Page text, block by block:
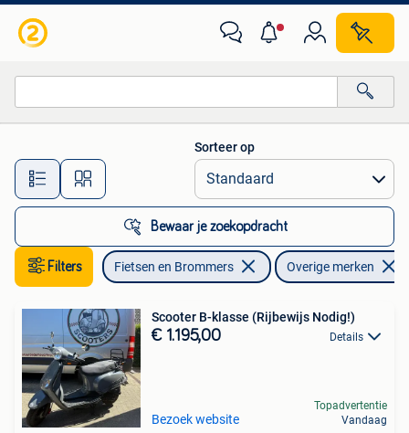
Alle afstanden…
Sorteer op
Bewaar je zoekopdracht
Filters Fietsen en Brommers Overige merken
Scooter B-klasse (Rijbewijs Nodig!)
€ 1.195,00 Details
Bezoek website
Topadvertentie
Vandaag